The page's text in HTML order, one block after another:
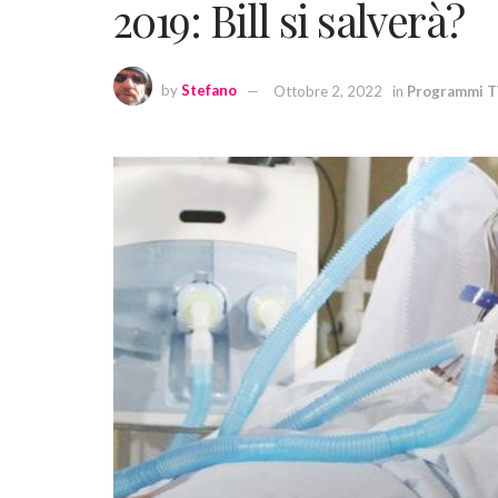
2019: Bill si salverà?
byStefano Ottobre 2, 2022 in Programmi